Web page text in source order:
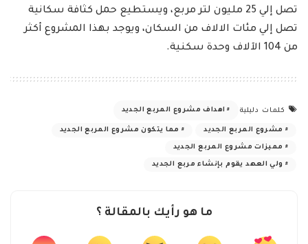
تصل إلي 25 مليون لتر مربع، ويستطيع حمل كثافة سكانية
تصل إلي مئات الالاف من السكان، ويوجد بهذا المشروع أكثر
من 104 الآلاف وحدة سكنية.
كلمات دليلية اهداف مشروع المربع الجديد
مشروع المربع الجديد مما يتكون مشروع المربع الجديد
مميزات مشروع المربع الجديد
ولي العهد يقوم بإنشاء مربع الجديد
ما هو رأيك بالمقالة ؟